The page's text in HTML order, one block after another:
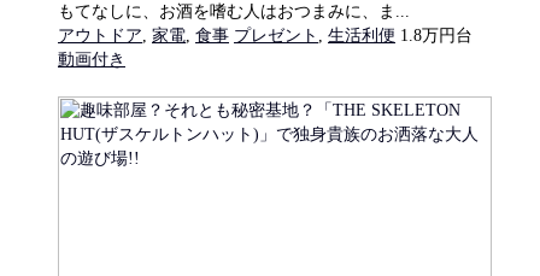
もてなしに、お酒を嗜む人はおつまみに、ま...
アウトドア, 家電, 食事 プレゼント , 生活利便 1.8万円台
動画付き